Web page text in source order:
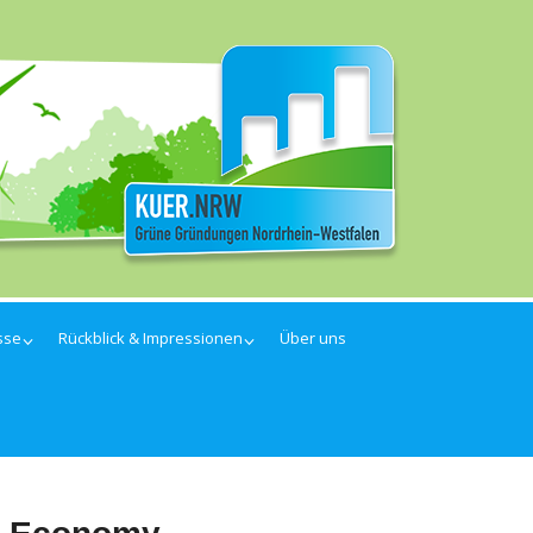
Rückblick & Impressionen Über uns